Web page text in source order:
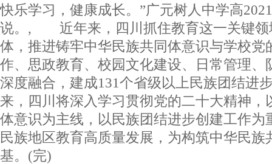
快乐学习，健康成长。”广元树人中学高
说。, 近年来，四川抓住教育这一关键领
体，推进铸牢中华民族共同体意识与学校党
作、思政教育、校园文化建设、日常管理、
深度融合，建成131个省级以上民族团结
来，四川将深入学习贯彻党的二十大精神，
体意识为主线，以民族团结进步创建工作为
民族地区教育高质量发展，为构筑中华民族
基。(完)